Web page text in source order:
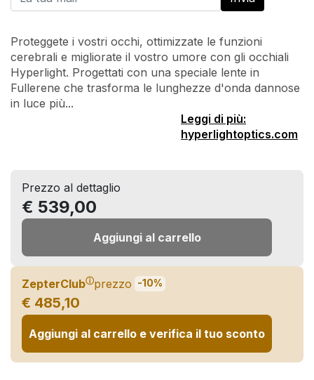
Proteggete i vostri occhi, ottimizzate le funzioni
cerebrali e migliorate il vostro umore con gli occhiali
Hyperlight. Progettati con una speciale lente in
Fullerene che trasforma le lunghezze d'onda dannose
in luce più...
Leggi di più:
hyperlightoptics.com
Prezzo al dettaglio
€ 539,00
Aggiungi al carrello
ZepterClubⓘprezzo -10%
€ 485,10
Aggiungi al carrello e verifica il tuo sconto